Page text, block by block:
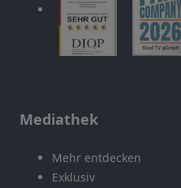
Mediathek
Mehr entdecken
Exklusiv